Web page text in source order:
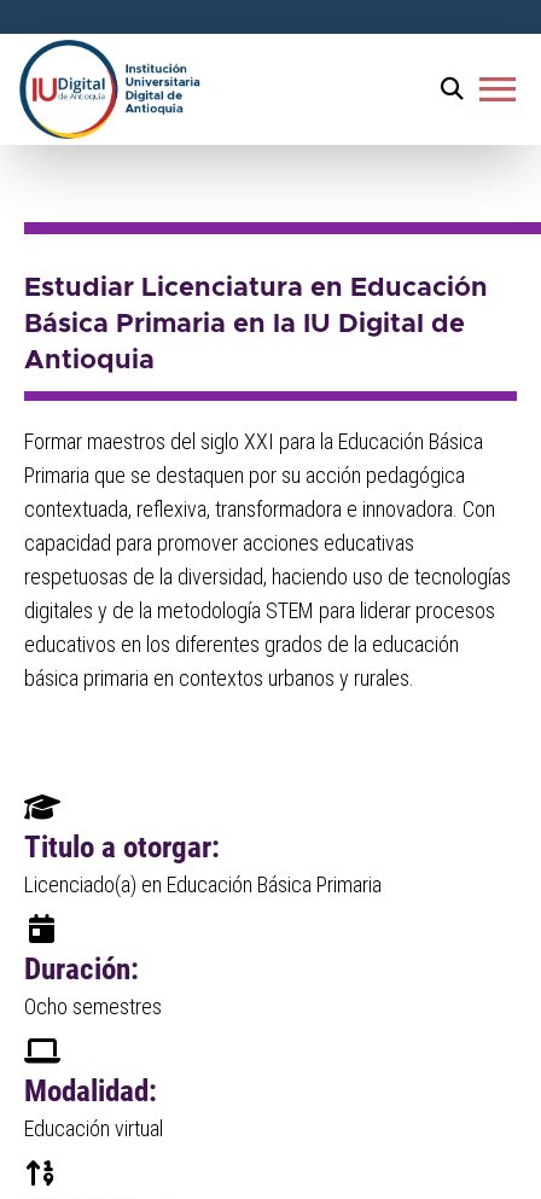
al
lector
pantalla
Para
iniciar
lector
One
Accesibilidad,
presione
"Ctrl
Este
lector
pantalla
para
ayudarle
navegar
interactuar
con
contenido.
menu
Estudiar Licenciatura en Educación
Básica Primaria en la IU Digital de
Antioquia
Formar maestros del siglo XXI para la Educación Básica
Primaria que se destaquen por su acción pedagógica
contextuada, reflexiva, transformadora e innovadora. Con
capacidad para promover acciones educativas
respetuosas de la diversidad, haciendo uso de tecnologías
digitales y de la metodología STEM para liderar procesos
educativos en los diferentes grados de la educación
básica primaria en contextos urbanos y rurales.
Titulo a otorgar:
Licenciado(a) en Educación Básica Primaria
Duración:
Ocho semestres
Modalidad:
Educación virtual